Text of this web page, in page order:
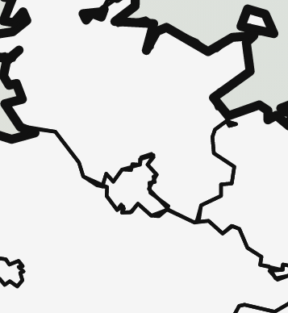
in 30 Sekunden zu einem Pflegeplatz
bei Ihnen.